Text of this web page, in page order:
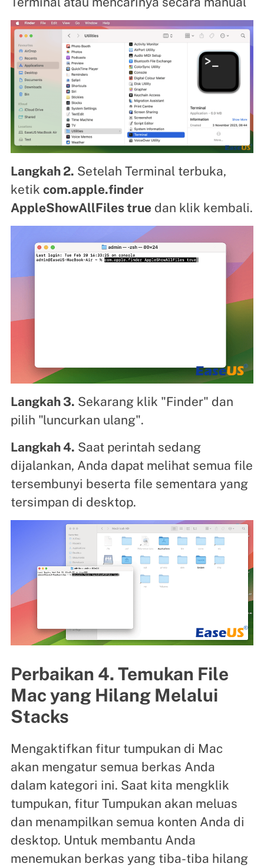
Langkah 2. Setelah Terminal terbuka,
ketik com.apple.finder
AppleShowAllFiles true dan klik kembali.
Langkah 3. Sekarang klik "Finder" dan
pilih "luncurkan ulang".
Langkah 4. Saat perintah sedang
dijalankan, Anda dapat melihat semua file
tersembunyi beserta file sementara yang
tersimpan di desktop.
Perbaikan 4. Temukan File
Mac yang Hilang Melalui
Stacks
Mengaktifkan fitur tumpukan di Mac
akan mengatur semua berkas Anda
dalam kategori ini. Saat kita mengklik
tumpukan, fitur Tumpukan akan meluas
dan menampilkan semua konten Anda di
desktop. Untuk membantu Anda
menemukan berkas yang tiba-tiba hilang